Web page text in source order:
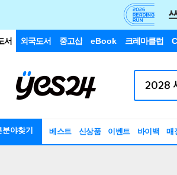
서 외국도서 중고샵 eBook 크레마클럽
분야찾기 베스트 신상품 이벤트 바이백 매